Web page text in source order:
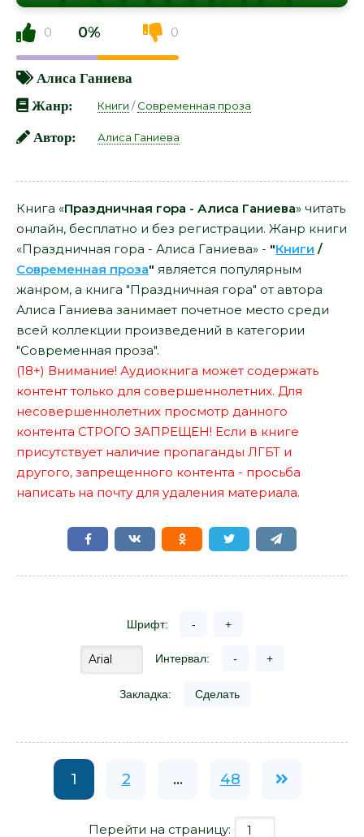
0 0% 0
Алиса Ганиева
Жанр:
Книги /Современная проза
Автор: Алиса Ганиева
Книга «Праздничная гора - Алиса Ганиева» читать
онлайн, бесплатно и без регистрации. Жанр книги
«Праздничная гора - Алиса Ганиева» - "Книги /
Современная проза" является популярным
жанром, а книга "Праздничная гора" от автора
Алиса Ганиева занимает почетное место среди
всей коллекции произведений в категории
"Современная проза".
(18+) Внимание! Аудиокнига может содержать
контент только для совершеннолетних. Для
несовершеннолетних просмотр данного
контента СТРОГО ЗАПРЕЩЕН! Если в книге
присутствует наличие пропаганды ЛГБТ и
другого, запрещенного контента - просьба
написать на почту для удаления материала.
Шрифт: - +
Интервал: - +
Закладка: Сделать
1 2 ... 48
Перейти на страницу: